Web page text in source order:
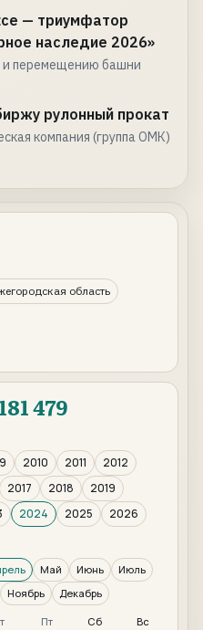
— триумфатор
наследие 2026»
и перемещению башни
рулонный прокат
компания (группа ОМК)
область
181 479
2010 2011
2012
2017 2018
2019
2024 2025
2026
Май Июнь
Июль
Ноябрь Декабрь
Пт Сб Вс